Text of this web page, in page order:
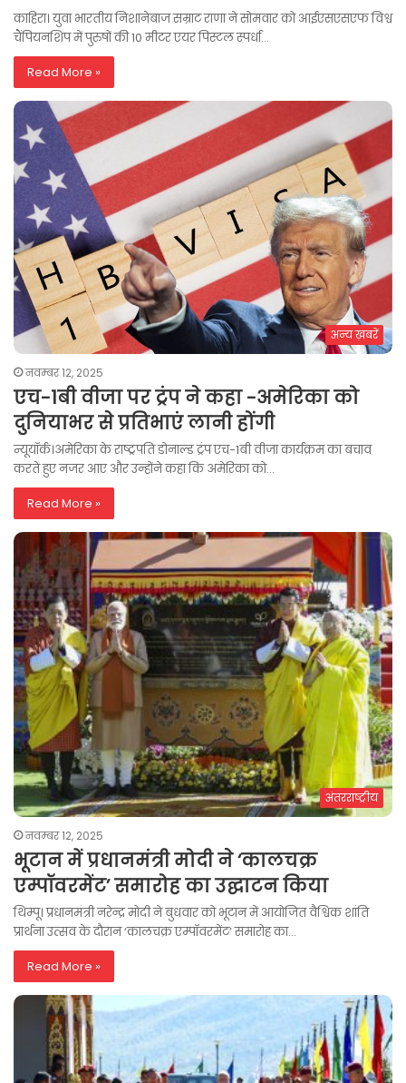
काहिरा। युवा भारतीय निशानेबाज सम्राट राणा ने सोमवार को आईएसएसएफ विश्व
चैंपियनशिप में पुरुषों की 10 मीटर एयर पिस्टल स्पर्धा…
Read More »
अन्य ख़बरें
नवम्बर 12, 2025
एच-1बी वीजा पर ट्रंप ने कहा -अमेरिका को
दुनियाभर से प्रतिभाएं लानी होंगी
न्यूयॉर्क।अमेरिका के राष्ट्रपति डोनाल्ड ट्रंप एच-1बी वीजा कार्यक्रम का बचाव
करते हुए नजर आए और उन्होंने कहा कि अमेरिका को…
Read More »
अंतरराष्ट्रीय
नवम्बर 12, 2025
भूटान में प्रधानमंत्री मोदी ने ‘कालचक्र
एम्पॉवरमेंट’ समारोह का उद्घाटन किया
थिम्पू। प्रधानमंत्री नरेन्द्र मोदी ने बुधवार को भूटान में आयोजित वैश्विक शांति
प्रार्थना उत्सव के दौरान ‘कालचक्र एम्पॉवरमेंट’ समारोह का…
Read More »